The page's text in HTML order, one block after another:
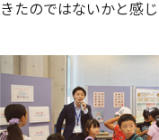
きたのではないかと感じ